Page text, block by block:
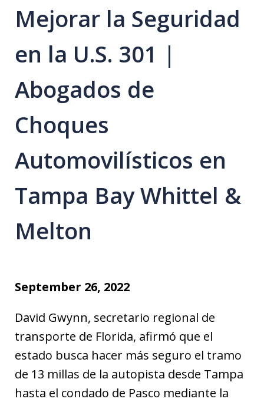
Mejorar la Seguridad
en la U.S. 301 |
Abogados de
Choques
Automovilísticos en
Tampa Bay Whittel &
Melton
September 26, 2022
David Gwynn, secretario regional de
transporte de Florida, afirmó que el
estado busca hacer más seguro el tramo
de 13 millas de la autopista desde Tampa
hasta el condado de Pasco mediante la